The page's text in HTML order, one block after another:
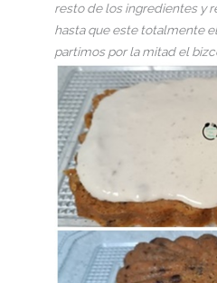
resto de los ingredientes y
hasta que este totalmente
partimos por la mitad el